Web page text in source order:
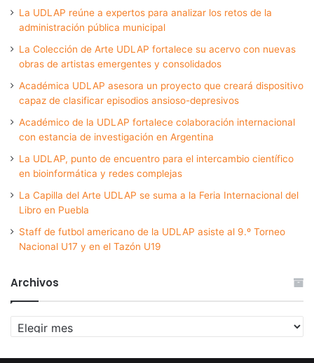
La UDLAP reúne a expertos para analizar los retos de la
administración pública municipal
La Colección de Arte UDLAP fortalece su acervo con nuevas
obras de artistas emergentes y consolidados
Académica UDLAP asesora un proyecto que creará dispositivo
capaz de clasificar episodios ansioso-depresivos
Académico de la UDLAP fortalece colaboración internacional
con estancia de investigación en Argentina
La UDLAP, punto de encuentro para el intercambio científico
en bioinformática y redes complejas
La Capilla del Arte UDLAP se suma a la Feria Internacional del
Libro en Puebla
Staff de futbol americano de la UDLAP asiste al 9.º Torneo
Nacional U17 y en el Tazón U19
Archivos
Archivos